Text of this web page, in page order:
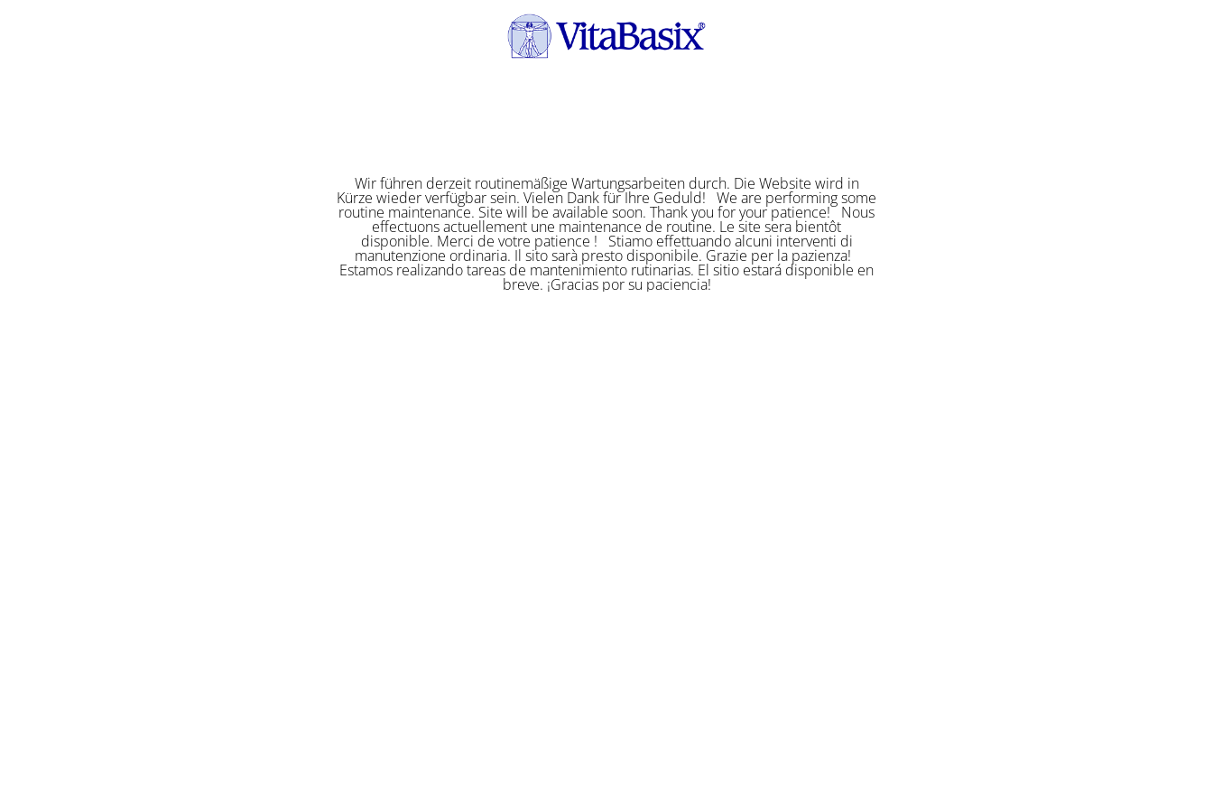
Wir führen derzeit routinemäßige Wartungsarbeiten durch. Die Website wird in
Kürze wieder verfügbar sein. Vielen Dank für Ihre Geduld! We are performing some
routine maintenance. Site will be available soon. Thank you for your patience! Nous
effectuons actuellement une maintenance de routine. Le site sera bientôt
disponible. Merci de votre patience ! Stiamo effettuando alcuni interventi di
manutenzione ordinaria. Il sito sarà presto disponibile. Grazie per la pazienza!
Estamos realizando tareas de mantenimiento rutinarias. El sitio estará disponible en
breve. ¡Gracias por su paciencia!